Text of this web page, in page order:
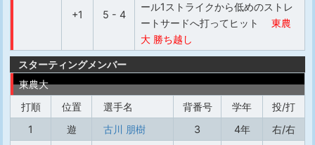
+1 5 - 4
ール1ストライクから低めのストレ
ートサードへ打ってヒット
東農
大 勝ち越し
スターティングメンバー
東農大
打順
位置 選手名 背番号 学年
投/打
1
遊 古川 朋樹 3 4年
右/右